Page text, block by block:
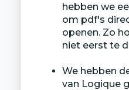
hebben we
om pdf's
openen. Zo
niet eerst te
We hebben
van Logique